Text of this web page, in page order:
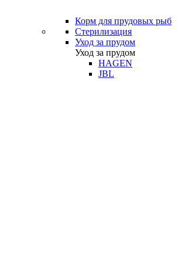
Корм для прудовых рыб
Стерилизация
Уход за прудом
Уход за прудом
HAGEN
JBL